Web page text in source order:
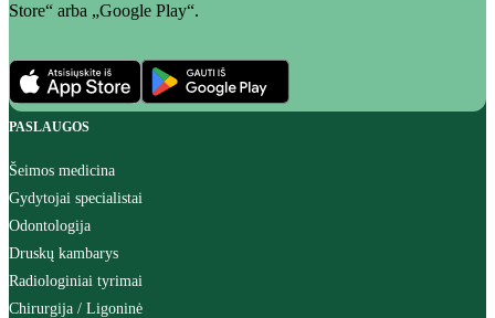
Store“ arba „Google Play“.
PASLAUGOS
Šeimos medicina
Gydytojai specialistai
Odontologija
Druskų kambarys
Radiologiniai tyrimai
Chirurgija / Ligoninė